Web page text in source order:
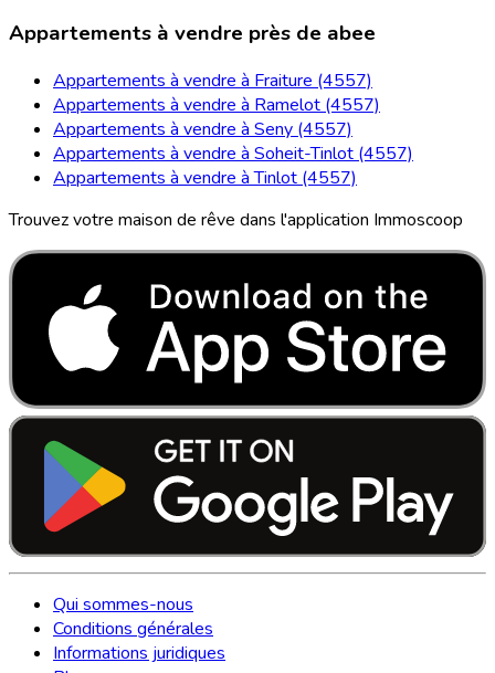
Appartements à vendre près de abee
Appartements à vendre à Fraiture (4557)
Appartements à vendre à Ramelot (4557)
Appartements à vendre à Seny (4557)
Appartements à vendre à Soheit-Tinlot (4557)
Appartements à vendre à Tinlot (4557)
Trouvez votre maison de rêve dans l'application Immoscoop
Qui sommes-nous
Conditions générales
Informations juridiques